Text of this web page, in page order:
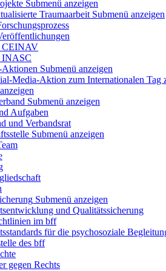
Submenü anzeigen
Traumaarbeit Submenü anzeigen
CEINAV
INASC
Aktionen Submenü anzeigen
Media-Aktion zum Internationalen Tag
Submenü anzeigen
Aufgaben
und Verbandsrat
Submenü anzeigen
Submenü anzeigen
und Qualitätssicherung
im bff
für die psychosoziale
des bff
gegen Rechts